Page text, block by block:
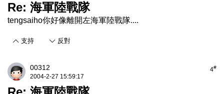
Re: 海軍陸戰隊
tengsaiho你好像離開左海軍陸戰隊....
支持 反對
4#
00312
2004-2-27 15:59:17